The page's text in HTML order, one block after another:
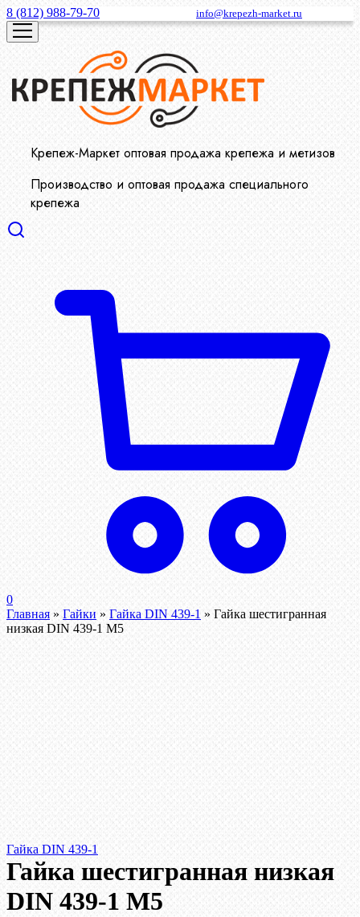
8 (812) 988-79-70 info@krepezh-market.ru
Крепеж-Маркет оптовая продажа крепежа и метизов
Производство и оптовая продажа специального
крепежа
0
Главная » Гайки » Гайка DIN 439-1 » Гайка шестигранная
низкая DIN 439-1 М5
Гайка DIN 439-1
Гайка шестигранная низкая
DIN 439-1 М5